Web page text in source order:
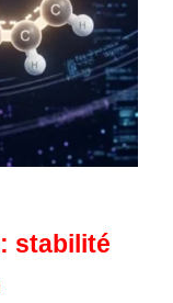
stabilité